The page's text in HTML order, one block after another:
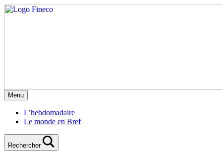
Menu
L’hebdomadaire
Le monde en Bref
Rechercher